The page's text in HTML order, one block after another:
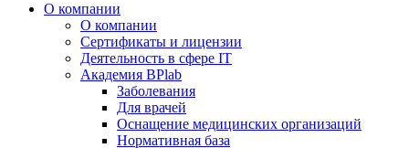
О компании
О компании
Сертификаты и лицензии
Деятельность в сфере IT
Академия BPlab
Заболевания
Для врачей
Оснащение медицинских организаций
Нормативная база